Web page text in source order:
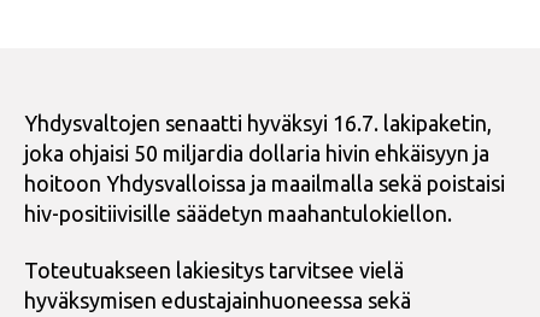
Yhdysvaltojen senaatti hyväksyi 16.7. lakipaketin,
joka ohjaisi 50 miljardia dollaria hivin ehkäisyyn ja
hoitoon Yhdysvalloissa ja maailmalla sekä poistaisi
hiv-positiivisille säädetyn maahantulokiellon.
Toteutuakseen lakiesitys tarvitsee vielä
hyväksymisen edustajainhuoneessa sekä